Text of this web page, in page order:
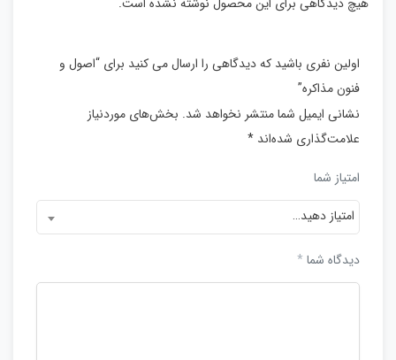
اولین نفری باشید که دیدگاهی را ارسال می کنید برای “اصول و
فنون مذاکره”
نشانی ایمیل شما منتشر نخواهد شد. بخش‌های موردنیاز
علامت‌گذاری شده‌اند *
امتیاز شما
امتیاز دهید…
دیدگاه شما *